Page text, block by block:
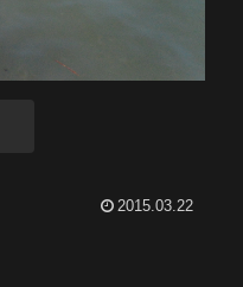
2015.03.22